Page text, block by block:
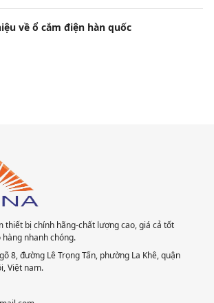
về ổ cắm điện hàn quốc
thiết bị chính hãng-chất lượng cao, giá cả tốt
nhanh chóng.
8, đường Lê Trọng Tấn, phường La Khê, quận
Việt nam.